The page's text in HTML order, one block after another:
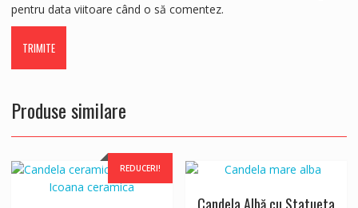
pentru data viitoare când o să comentez.
Produse similare
REDUCERI!
Candela Albă cu Statueta